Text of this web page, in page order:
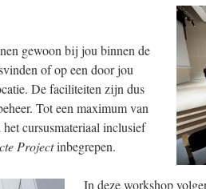
gewoon bij jou binnen de
of op een door jou
De faciliteiten zijn dus
Tot een maximum van
cursusmateriaal inclusief
Projectinbegrepen.
In deze workshop